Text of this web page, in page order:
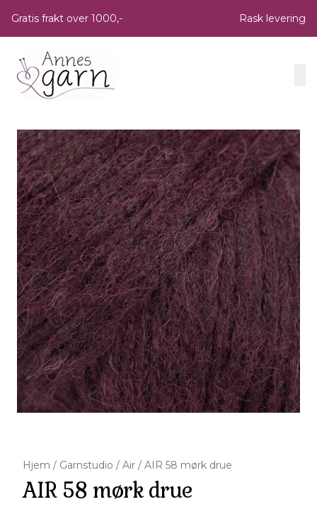
Gratis frakt over 1000,- Rask levering
Hjem / Garnstudio / Air / AIR 58 mørk drue
AIR 58 mørk drue